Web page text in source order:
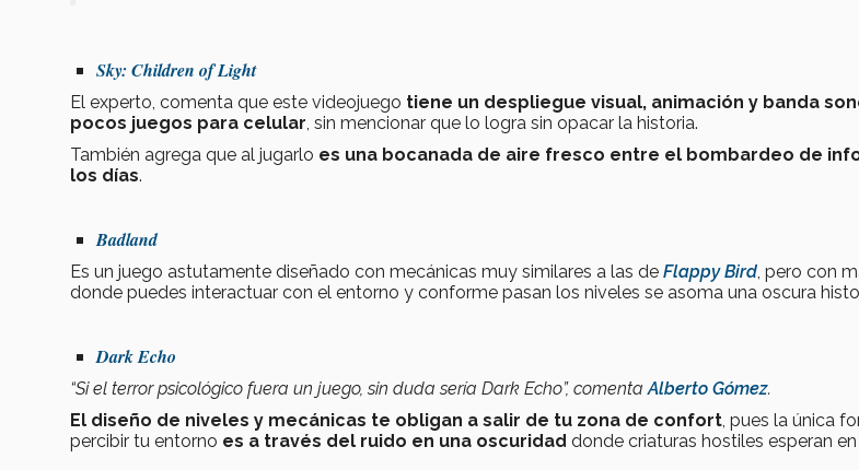
Sky: Children of Light
El experto, comenta que este videojuego tiene un despliegue visual, animación y banda
pocos juegos para celular, sin mencionar que lo logra sin opacar la historia.
También agrega que al jugarlo es una bocanada de aire fresco entre el bombardeo de
los días.
Badland
Es un juego astutamente diseñado con mecánicas muy similares a las de Flappy Bird, pero con
donde puedes interactuar con el entorno y conforme pasan los niveles se asoma una oscura
Dark Echo
“Si el terror psicológico fuera un juego, sin duda sería Dark Echo”, comentaAlberto Gómez.
El diseño de niveles y mecánicas te obligan a salir de tu zona de confort, pues la única
percibir tu entorno es a través del ruido en una oscuridad donde criaturas hostiles esperan en